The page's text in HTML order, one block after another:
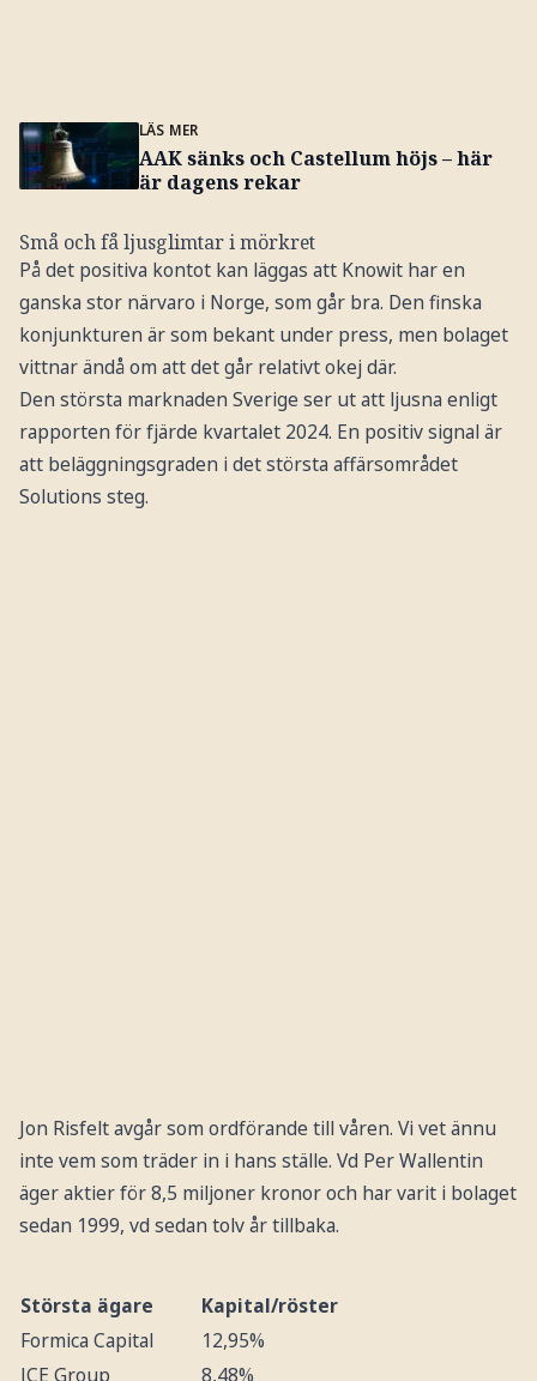
LÄS MER
AAK sänks och Castellum höjs – här
är dagens rekar
Små och få ljusglimtar i mörkret
På det positiva kontot kan läggas att Knowit har en
ganska stor närvaro i Norge, som går bra. Den finska
konjunkturen är som bekant under press, men bolaget
vittnar ändå om att det går relativt okej där.
Den största marknaden Sverige ser ut att ljusna enligt
rapporten för fjärde kvartalet 2024. En positiv signal är
att beläggningsgraden i det största affärsområdet
Solutions steg.
Jon Risfelt avgår som ordförande till våren. Vi vet ännu
inte vem som träder in i hans ställe. Vd Per Wallentin
äger aktier för 8,5 miljoner kronor och har varit i bolaget
sedan 1999, vd sedan tolv år tillbaka.
Största ägare
Kapital/röster
Formica Capital
12,95%
JCE Group
8,48%